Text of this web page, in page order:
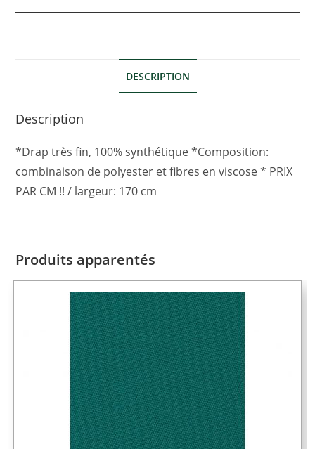
DESCRIPTION
Description
*Drap très fin, 100% synthétique *Composition:
combinaison de polyester et fibres en viscose * PRIX
PAR CM !! / largeur: 170 cm
Produits apparentés